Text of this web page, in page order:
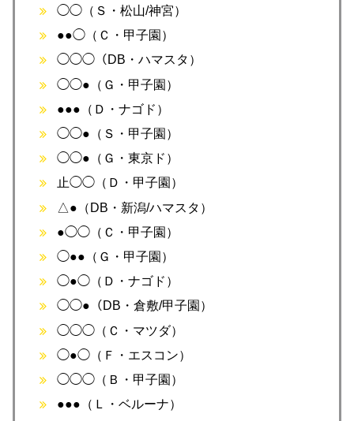
◯◯（Ｓ・松山/神宮）
●●◯（Ｃ・甲子園）
◯◯◯（DB・ハマスタ）
◯◯●（Ｇ・甲子園）
●●●（Ｄ・ナゴド）
◯◯●（Ｓ・甲子園）
◯◯●（Ｇ・東京ド）
止◯◯（Ｄ・甲子園）
△●（DB・新潟/ハマスタ）
●◯◯（Ｃ・甲子園）
◯●●（Ｇ・甲子園）
◯●◯（Ｄ・ナゴド）
◯◯●（DB・倉敷/甲子園）
◯◯◯（Ｃ・マツダ）
◯●◯（Ｆ・エスコン）
◯◯◯（Ｂ・甲子園）
●●●（Ｌ・ベルーナ）